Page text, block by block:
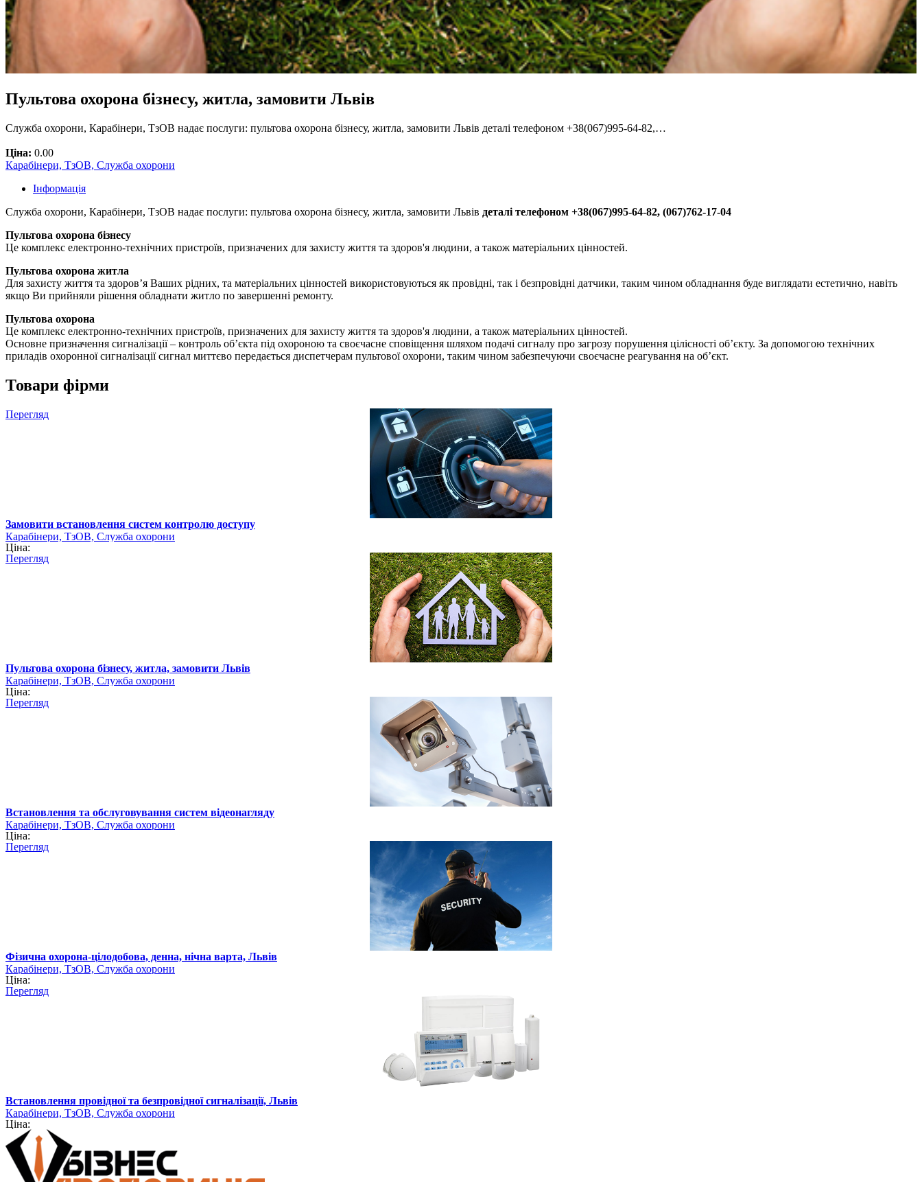
Пультова охорона бізнесу, житла, замовити Львів
Служба охорони, Карабінери, ТзОВ надає послуги: пультова охорона бізнесу, житла, замовити Львів деталі телефоном +38(067)995-64-82,…
Ціна: 0.00
Карабінери, ТзОВ, Служба охорони
Інформація
Служба охорони, Карабінери, ТзОВ надає послуги: пультова охорона бізнесу, житла, замовити Львів деталі телефоном +38(067)995-64-82, (067)762-17-04
Пультова охорона бізнесу
Це комплекс електронно-технічних пристроїв, призначених для захисту життя та здоров'я людини, а також матеріальних цінностей.
Пультова охорона житла
Для захисту життя та здоров’я Ваших рідних, та матеріальних цінностей використовуються як провідні, так і безпровідні датчики, таким чином обладнання буде виглядати естетично, навіть
якщо Ви прийняли рішення обладнати житло по завершенні ремонту.
Пультова охорона
Це комплекс електронно-технічних пристроїв, призначених для захисту життя та здоров'я людини, а також матеріальних цінностей.
Основне призначення сигналізації – контроль об’єкта під охороною та своєчасне сповіщення шляхом подачі сигналу про загрозу порушення цілісності об’єкту. За допомогою технічних
приладів охоронної сигналізації сигнал миттєво передається диспетчерам пультової охорони, таким чином забезпечуючи своєчасне реагування на об’єкт.
Товари фірми
Перегляд
Замовити встановлення систем контролю доступу
Карабінери, ТзОВ, Служба охорони
Ціна:
Перегляд
Пультова охорона бізнесу, житла, замовити Львів
Карабінери, ТзОВ, Служба охорони
Ціна:
Перегляд
Встановлення та обслуговування систем відеонагляду
Карабінери, ТзОВ, Служба охорони
Ціна:
Перегляд
Фізична охорона-цілодобова, денна, нічна варта, Львів
Карабінери, ТзОВ, Служба охорони
Ціна:
Перегляд
Встановлення провідної та безпровідної сигналізації, Львів
Карабінери, ТзОВ, Служба охорони
Ціна: